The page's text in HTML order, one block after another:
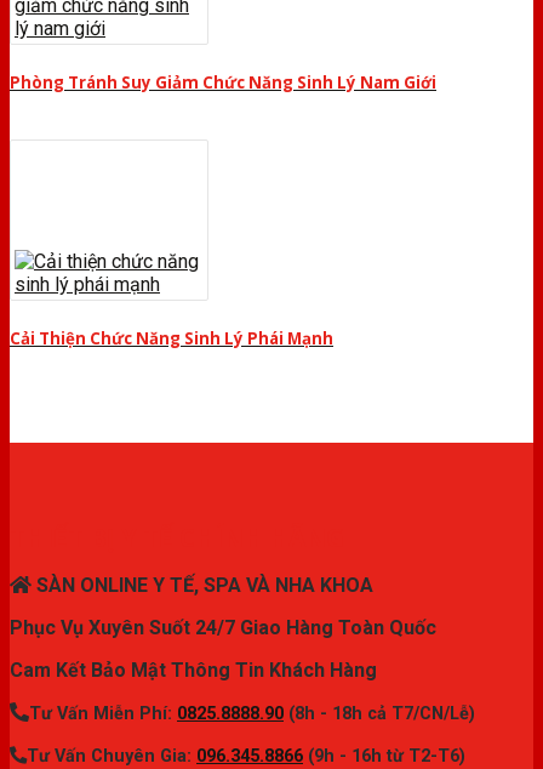
Phòng Tránh Suy Giảm Chức Năng Sinh Lý Nam Giới
Cải Thiện Chức Năng Sinh Lý Phái Mạnh
SÀN ONLINE Y TẾ, SPA VÀ NHA KHOA
Phục Vụ Xuyên Suốt 24/7 Giao Hàng Toàn Quốc
Cam Kết Bảo Mật Thông Tin Khách Hàng
Tư Vấn Miễn Phí: 0825.8888.90 (8h - 18h cả T7/CN/Lễ)
Tư Vấn Chuyên Gia: 096.345.8866 (9h - 16h từ T2-T6)